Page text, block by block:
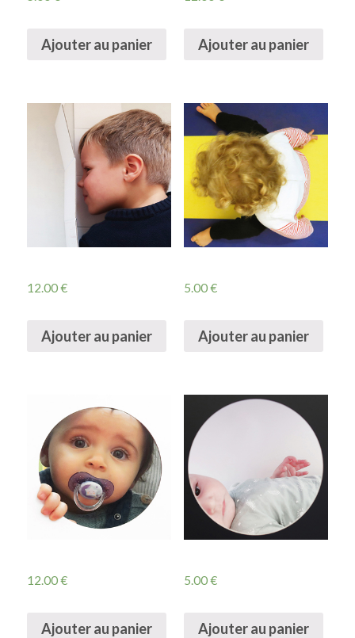
Ajouter au panier Ajouter au panier
12.00€
Ajouter au panier
5.00€
Ajouter au panier
12.00€
Ajouter au panier
5.00€
Ajouter au panier